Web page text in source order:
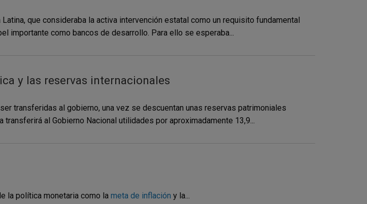
que consideraba la activa intervención estatal como un requisito fundamental
importante como bancos de desarrollo. Para ello se esperaba...
y las reservas internacionales
transferidas al gobierno, una vez se descuentan unas reservas patrimoniales
al Gobierno Nacional utilidades por aproximadamente 13,9...
la política monetaria como la meta de inflación y la...